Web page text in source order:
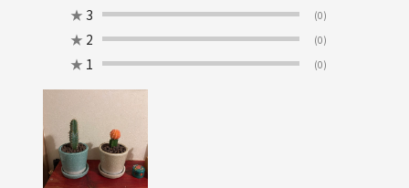
★ 3 (0)
★ 2 (0)
★ 1 (0)